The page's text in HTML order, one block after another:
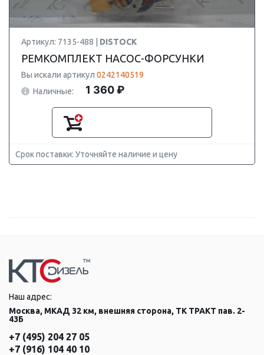
Артикул: 7135-488 | DISTOCK
РЕМКОМПЛЕКТ НАСОС-ФОРСУНКИ
Вы искали артикул 0242140519
Наличные:
1 360 ₽
Срок поставки: Уточняйте наличие и цену
Наш адрес:
Москва, МКАД 32 км, внешняя сторона, ТК ТРАКТ пав. 2-
43Б
+7 (495) 204 27 05
+7 (916) 104 40 10